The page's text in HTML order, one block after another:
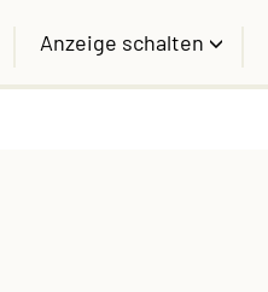
Anzeige schalten